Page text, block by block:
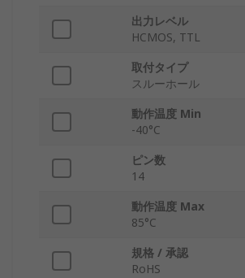
出力レベル
HCMOS, TTL
取付タイプ
スルーホール
動作温度 Min
-40°C
ピン数
14
動作温度 Max
85°C
規格 / 承認
RoHS